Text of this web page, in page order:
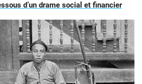
d’un drame social et financier